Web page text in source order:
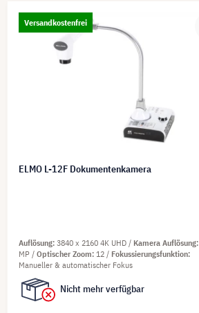
Versandkostenfrei
ELMO L-12F Dokumentenkamera
Auflösung 3840 x 2160 4K UHD Kamera Auflösung
MP
Optischer Zoom 12
Fokussierungsfunktion
Manueller & automatischer Fokus
Nicht mehr verfügbar